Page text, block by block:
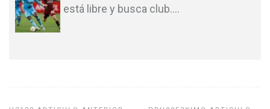
está libre y busca club.…